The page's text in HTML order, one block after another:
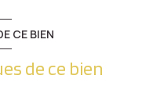
CE BIEN
de ce bien